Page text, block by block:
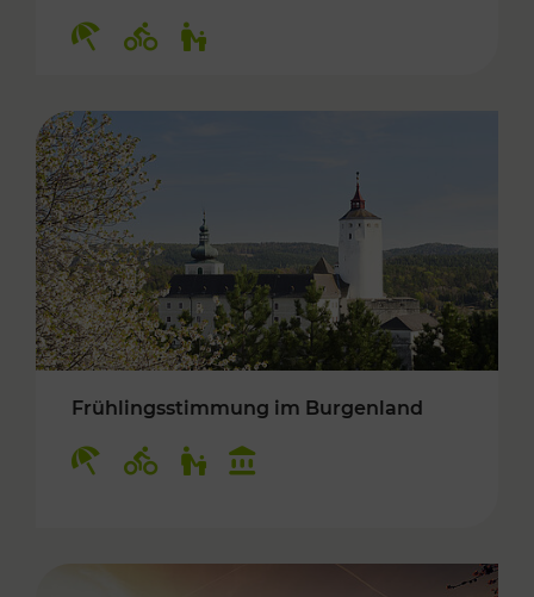
Frühlingsstimmung im Burgenland